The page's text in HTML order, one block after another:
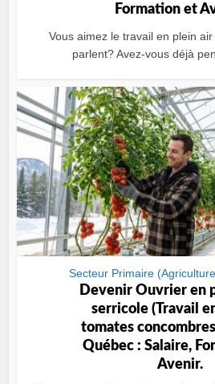
Formation et
Vous aimez le travail en plein
parlent? Avez-vous déjà
Secteur Primaire
Devenir Ouvrier en
serricole (Travail
tomates
Québec : Salaire,
Avenir.